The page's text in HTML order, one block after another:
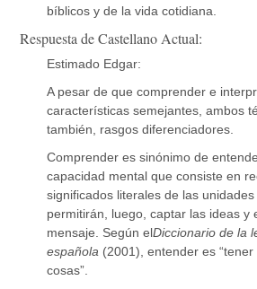
bíblicos y de la vida cotidiana.
Respuesta de Castellano Actual:
Estimado Edgar:
A pesar de que comprender e
características semejantes, ambos
también, rasgos diferenciadores.
Comprender es sinónimo de
capacidad mental que consiste en
significados literales de las
permitirán, luego, captar las ideas y
mensaje. Según elDiccionario de la
española (2001), entender es
cosas”.